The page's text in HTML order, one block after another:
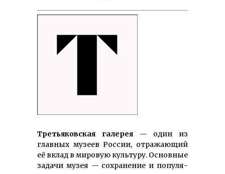
Третья­ков­ская га­­ле­рея— один из
глав­ных музеев Рос­сии, от­ра­­жаю­­щий
её вклад в мировую культуру. Основные
задачи музея — сохранение и попу­ля­